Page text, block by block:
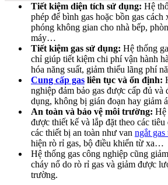
Tiết kiệm diện tích sử dụng: Hệ
phép để bình gas hoặc bồn gas
phóng không gian cho nhà bếp,
máy…
Tiết kiệm gas sử dụng: Hệ thống
chỉ giúp tiết kiệm chi phí vận hành
hóa năng suất, giảm thiểu lãng phí
Cung cấp gas liên tục và ổn định:
nghiệp đảm bảo gas được cấp đủ và
dụng, không bị gián đoạn hay giảm
An toàn và bảo vệ môi trường: Hệ
được thiết kế và lắp đặt theo các
các thiết bị an toàn như van ngắt
hiện rò rỉ gas, bộ điều khiển từ xa…
Hệ thống gas công nghiệp cũng
cháy nổ do rò rỉ gas và giảm được
trường.